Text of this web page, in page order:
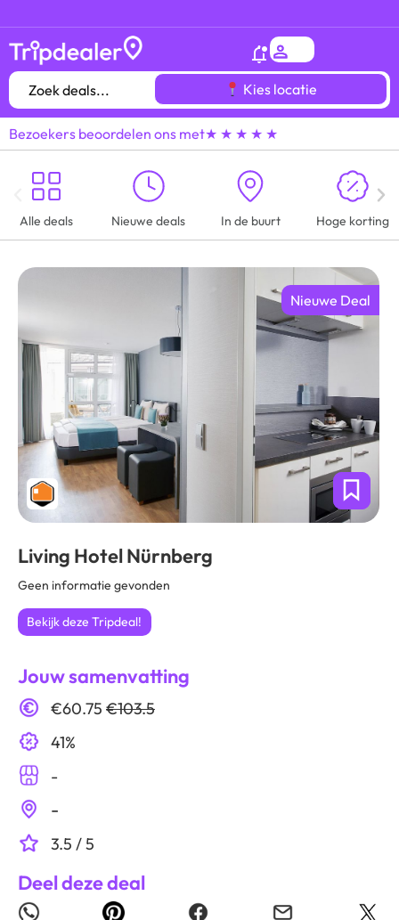
Hetgróótste voordeeluitjes overzichtvan heel
Kies locatie
Bezoekers beoordelen ons met★ ★ ★ ★ ★
Alle deals Nieuwe deals In de buurt Hoge korting
Nieuwe Deal
Living Hotel Nürnberg
Geen informatie gevonden
Bekijk deze Tripdeal!
Jouw samenvatting
€60.75 €103.5
41%
-
-
3.5 / 5
Deel deze deal